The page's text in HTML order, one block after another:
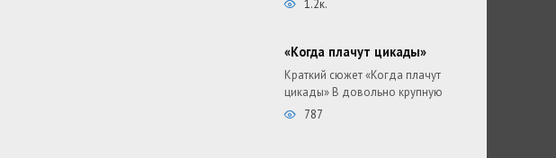
1.2к.
«Когда плачут цикады»
Краткий сюжет «Когда плачут
цикады» В довольно крупную
787